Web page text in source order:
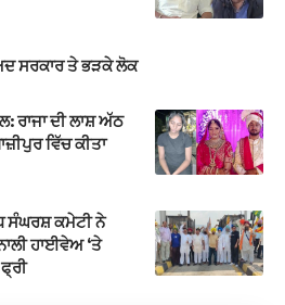
ਸਰਕਾਰ ਤੇ ਭੜਕੇ ਲੋਕ
ਰਾਜਾ ਦੀ ਲਾਸ਼ ਅੱਠ
ਵਿੱਚ ਕੀਤਾ
ਸੰਘਰਸ਼ ਕਮੇਟੀ ਨੇ
ਹਾਈਵੇਅ ‘ਤੇ